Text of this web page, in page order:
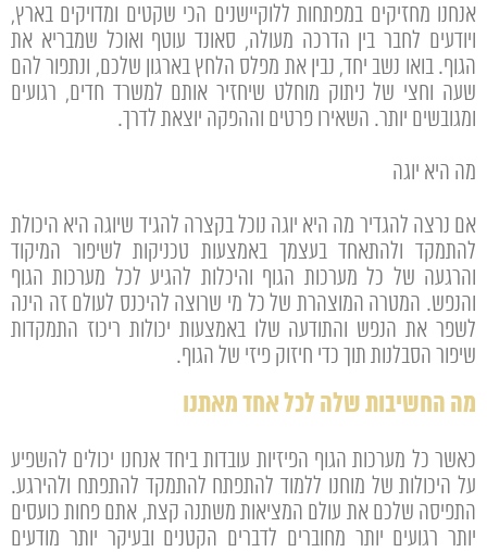
אנחנו מחזיקים במפתחות ללוקיישנים הכי שקטים ומדויקים בארץ,
ויודעים לחבר בין הדרכה מעולה, סאונד עוטף ואוכל שמבריא את
הגוף. בואו נשב יחד, נבין את מפלס הלחץ בארגון שלכם, ונתפור להם
שעה וחצי של ניתוק מוחלט שיחזיר אותם למשרד חדים, רגועים
ומגובשים יותר. השאירו פרטים וההפקה יוצאת לדרך.
מה היא יוגה
אם נרצה להגדיר מה היא יוגה נוכל בקצרה להגיד שיוגה היא היכולת
להתמקד ולהתאחד בעצמך באמצעות טכניקות לשיפור המיקוד
והרגעה של כל מערכות הגוף והיכלות להגיע לכל מערכות הגוף
והנפש. המטרה המוצהרת של כל מי שרוצה להיכנס לעולם זה הינה
לשפר את הנפש והתודעה שלו באמצעות יכולות ריכוז התמקדות
שיפור הסבלנות תוך כדי חיזוק פיזי של הגוף.
מה החשיבות שלה לכל אחד מאתנו
כאשר כל מערכות הגוף הפיזיות עובדות ביחד אנחנו יכולים להשפיע
על היכולות של מוחנו ללמוד להתפתח להתמקד להתפתח ולהירגע.
התפיסה שלכם את עולם המציאות משתנה קצת, אתם פחות כועסים
יותר רגועים יותר מחוברים לדברים הקטנים ובעיקר יותר מודעים